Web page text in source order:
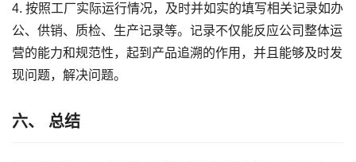
4. 按照工厂实际运行情况，及时并如实的填写相关记录如办
公、供销、质检、生产记录等。记录不仅能反应公司整体运
营的能力和规范性，起到产品追溯的作用，并且能够及时发
现问题，解决问题。
六、 总结